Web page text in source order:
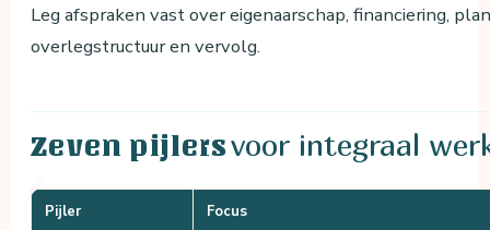
Leg afspraken vast over eigenaarschap, financiering,
overlegstructuur en vervolg.
Zeven pijlers voor integraal
Pijler Focus